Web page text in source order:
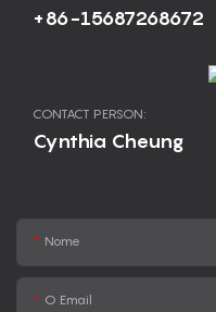
+86-15687268672
CONTACT PERSON:
Cynthia Cheung
Nome
O Email